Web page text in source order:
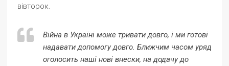
вівторок.
Війна в Україні може тривати довго, і ми готові
надавати допомогу довго. Ближчим часом уряд
оголосить наші нові внески, на додачу до